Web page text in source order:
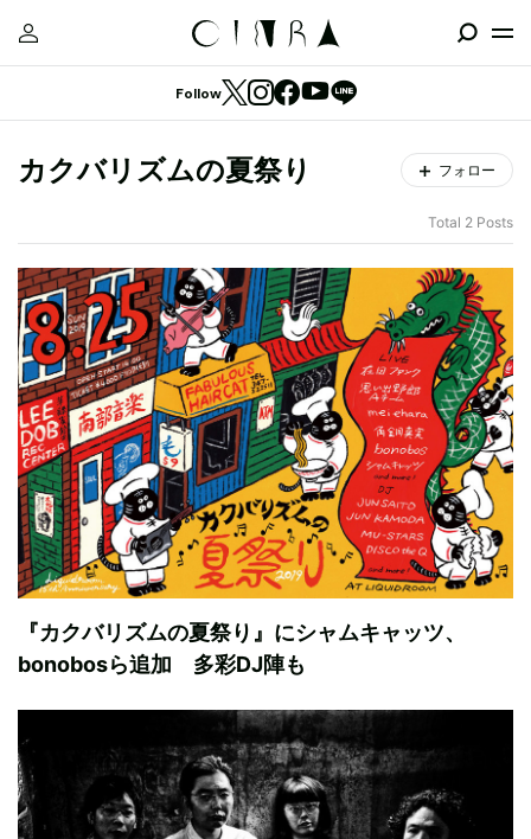
Follow
カクバリズムの夏祭り フォロー
Total 2 Posts
『カクバリズムの夏祭り』にシャムキャッツ、
bonobosら追加 多彩DJ陣も